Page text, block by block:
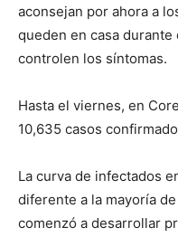
aconsejan por ahora a
queden en casa
controlen los síntomas.
Hasta el viernes, en
10,635 casos
La curva de infectados
diferente a la mayoría
comenzó a desarrollar